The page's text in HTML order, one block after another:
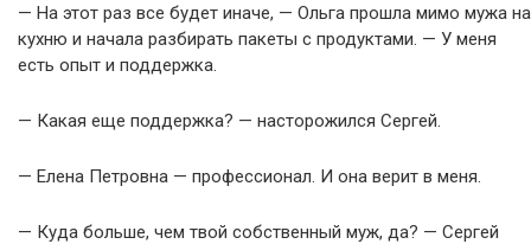
— На этот раз все будет иначе, — Ольга прошла мимо мужа на
кухню и начала разбирать пакеты с продуктами. — У меня
есть опыт и поддержка.
— Какая еще поддержка? — насторожился Сергей.
— Елена Петровна — профессионал. И она верит в меня.
— Куда больше, чем твой собственный муж, да? — Сергей